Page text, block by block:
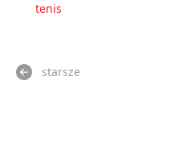
tenis
starsze